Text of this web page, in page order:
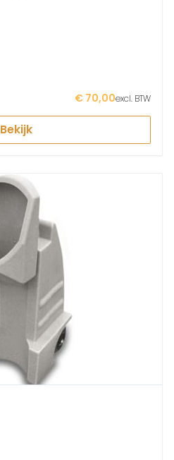
€ 70,00excl. BTW
Bekijk